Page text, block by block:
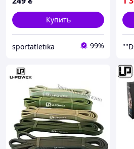
Купить
sportatletika 99%